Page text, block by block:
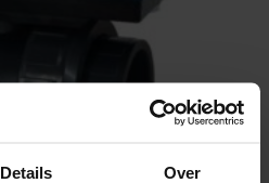
Details Over